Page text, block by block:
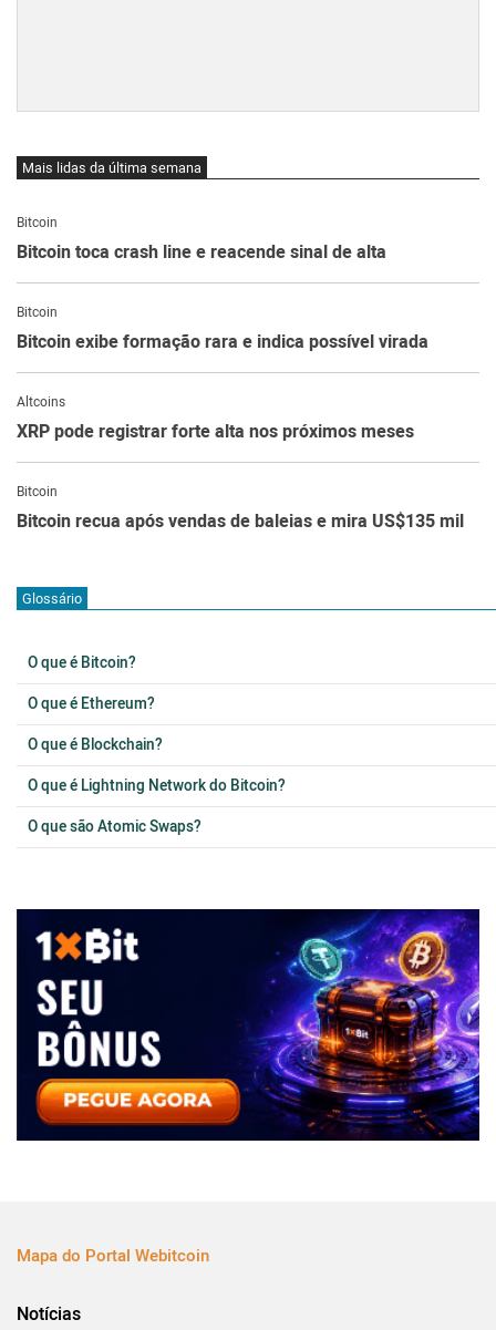
Mais lidas da última semana
Bitcoin
Bitcoin toca crash line e reacende sinal de alta
Bitcoin
Bitcoin exibe formação rara e indica possível virada
Altcoins
XRP pode registrar forte alta nos próximos meses
Bitcoin
Bitcoin recua após vendas de baleias e mira US$135 mil
Glossário
O que é Bitcoin?
O que é Ethereum?
O que é Blockchain?
O que é Lightning Network do Bitcoin?
O que são Atomic Swaps?
Mapa do Portal Webitcoin
Notícias